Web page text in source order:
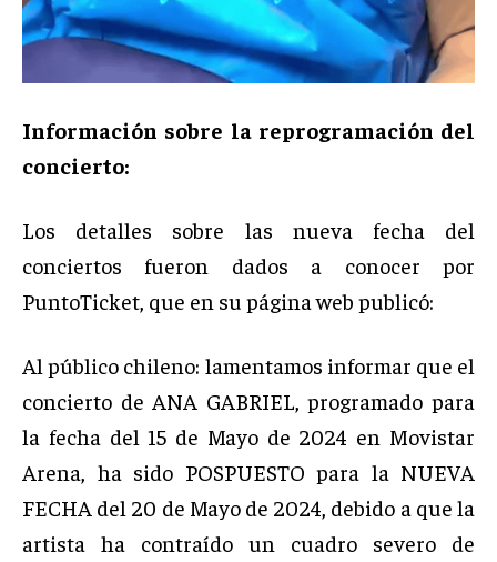
Información sobre la reprogramación del
concierto:
Los detalles sobre las nueva fecha del
conciertos fueron dados a conocer por
PuntoTicket, que en su página web publicó:
Al público chileno: lamentamos informar que el
concierto de ANA GABRIEL, programado para
la fecha del 15 de Mayo de 2024 en Movistar
Arena, ha sido POSPUESTO para la NUEVA
FECHA del 20 de Mayo de 2024, debido a que la
artista ha contraído un cuadro severo de